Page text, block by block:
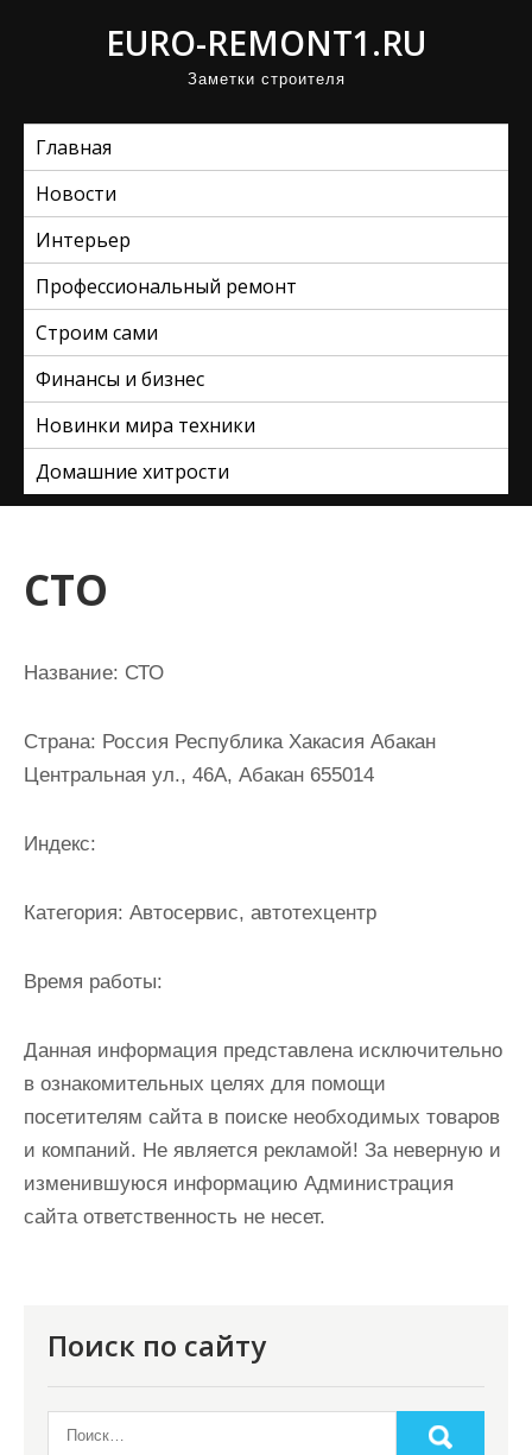
EURO-REMONT1.RU
Заметки строителя
Главная
Новости
Интерьер
Профессиональный ремонт
Строим сами
Финансы и бизнес
Новинки мира техники
Домашние хитрости
СТО
Название: СТО
Страна: Россия Республика Хакасия Абакан
Центральная ул., 46А, Абакан 655014
Индекс:
Категория: Автосервис, автотехцентр
Время работы:
Данная информация представлена исключительно
в ознакомительных целях для помощи
посетителям сайта в поиске необходимых товаров
и компаний. Не является рекламой! За неверную и
изменившуюся информацию Администрация
сайта ответственность не несет.
Поиск по сайту